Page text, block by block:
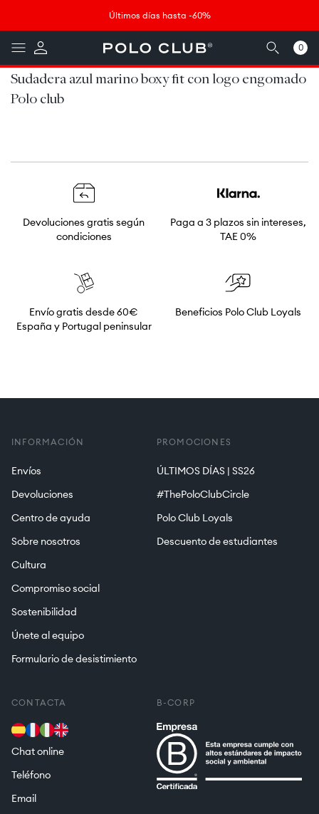
Saltar al contenido
Saltar al pie de página
Abrir widget de accesibilidad
Últimos días hasta -60%
0
artículos
Sudadera azul marino boxy fit con logo engomado
Polo club
Devoluciones gratis según
condiciones
Paga a 3 plazos sin intereses,
TAE 0%
Envío gratis desde 60€
España y Portugal peninsular
Beneficios Polo Club Loyals
INFORMACIÓN
Envíos
Devoluciones
Centro de ayuda
Sobre nosotros
Cultura
Compromiso social
Sostenibilidad
Únete al equipo
Formulario de desistimiento
PROMOCIONES
ÚLTIMOS DÍAS | SS26
#ThePoloClubCircle
Polo Club Loyals
Descuento de estudiantes
CONTACTA
Chat online
Teléfono
Email
B-CORP